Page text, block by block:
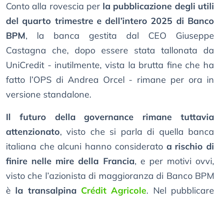
Conto alla rovescia per la pubblicazione degli utili
del quarto trimestre e dell’intero 2025 di Banco
BPM, la banca gestita dal CEO Giuseppe
Castagna che, dopo essere stata tallonata da
UniCredit - inutilmente, vista la brutta fine che ha
fatto l’OPS di Andrea Orcel - rimane per ora in
versione standalone.
Il futuro della governance rimane tuttavia
attenzionato, visto che si parla di quella banca
italiana che alcuni hanno considerato a rischio di
finire nelle mire della Francia, e per motivi ovvi,
visto che l’azionista di maggioranza di Banco BPM
è la transalpina Crédit Agricole. Nel pubblicare